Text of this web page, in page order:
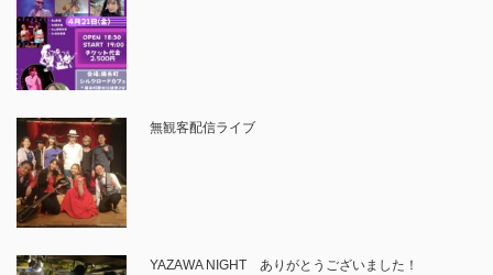
無観客配信ライブ
YAZAWA NIGHT ありがとうございました！